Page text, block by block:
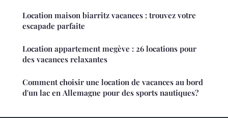
Location maison biarritz vacances : trouvez votre
escapade parfaite
Location appartement megève : 26 locations pour
des vacances relaxantes
Comment choisir une location de vacances au bord
d'un lac en Allemagne pour des sports nautiques?